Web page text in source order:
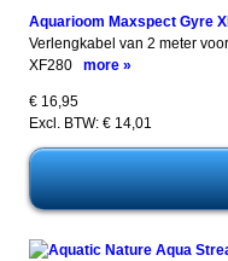
Aquarioom Maxspect Gyre
Verlengkabel van 2 meter
XF280 more »
€ 16,95
Excl. BTW: € 14,01